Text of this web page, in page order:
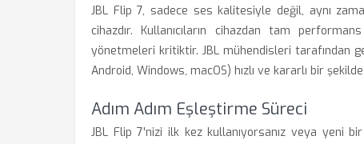
JBL Flip 7, sadece ses kalitesiyle değil, aynı
cihazdır. Kullanıcıların cihazdan tam
yönetmeleri kritiktir. JBL mühendisleri tarafından
Android, Windows, macOS) hızlı ve kararlı bir
Adım Adım Eşleştirme Süreci
JBL Flip 7'nizi ilk kez kullanıyorsanız veya yeni